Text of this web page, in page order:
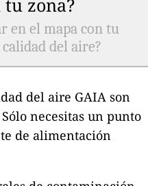
zona?
en el mapa con tu
del aire?
del aire GAIA son
necesitas un punto
de alimentación